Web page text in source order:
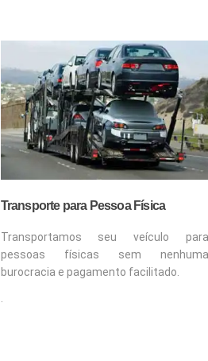
Transporte para Pessoa Física
Transportamos seu veículo para
pessoas físicas sem nenhuma
burocracia e pagamento facilitado.